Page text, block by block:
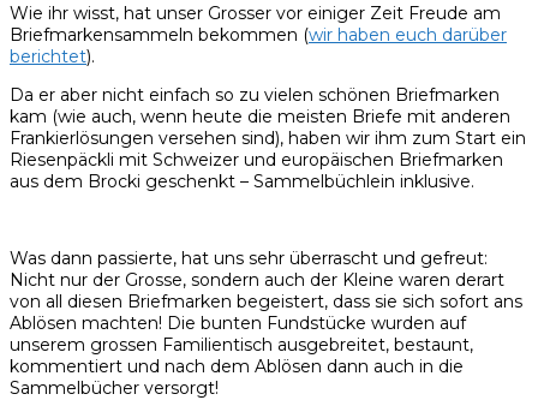
Wie ihr wisst, hat unser Grosser vor einiger Zeit Freude am
Briefmarkensammeln bekommen (wir haben euch darüber
berichtet).
Da er aber nicht einfach so zu vielen schönen Briefmarken
kam (wie auch, wenn heute die meisten Briefe mit anderen
Frankierlösungen versehen sind), haben wir ihm zum Start ein
Riesenpäckli mit Schweizer und europäischen Briefmarken
aus dem Brocki geschenkt – Sammelbüchlein inklusive.
Was dann passierte, hat uns sehr überrascht und gefreut:
Nicht nur der Grosse, sondern auch der Kleine waren derart
von all diesen Briefmarken begeistert, dass sie sich sofort ans
Ablösen machten! Die bunten Fundstücke wurden auf
unserem grossen Familientisch ausgebreitet, bestaunt,
kommentiert und nach dem Ablösen dann auch in die
Sammelbücher versorgt!